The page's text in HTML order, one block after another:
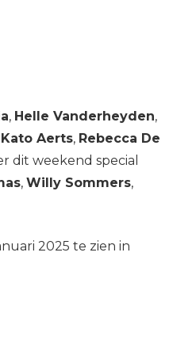
, Helle Vanderheyden,
Kato Aerts, Rebecca De
dit weekend special
, Willy Sommers,
2025 te zien in